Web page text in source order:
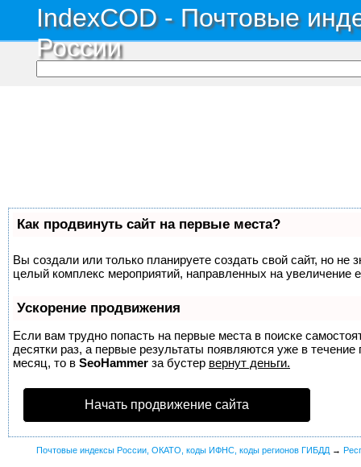
IndexCOD - Почтовые
России
Как продвинуть сайт на первые места?
Вы создали или только планируете создать свой сайт, но не
целый комплекс мероприятий, направленных на увеличение
Ускорение продвижения
Если вам трудно попасть на первые места в поиске
десятки раз, а первые результаты появляются уже в
месяц, то в SeoHammer за бустер вернут деньги.
Начать продвижение сайта
Почтовые индексы России, ОКАТО, коды ИФНС, коды регионов ГИБДД →